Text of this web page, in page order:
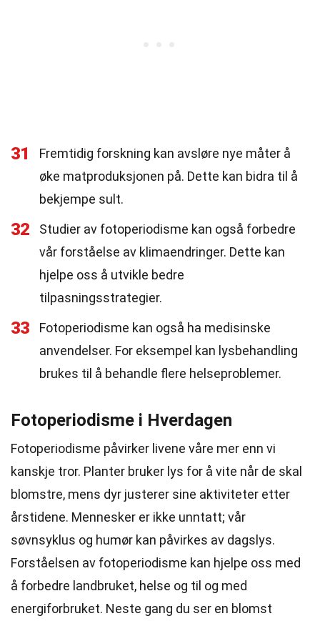
31
Fremtidig forskning kan avsløre nye måter å
øke matproduksjonen på. Dette kan bidra til å
bekjempe sult.
32
Studier av fotoperiodisme kan også forbedre
vår forståelse av klimaendringer. Dette kan
hjelpe oss å utvikle bedre
tilpasningsstrategier.
33
Fotoperiodisme kan også ha medisinske
anvendelser. For eksempel kan lysbehandling
brukes til å behandle flere helseproblemer.
Fotoperiodisme i Hverdagen
Fotoperiodisme påvirker livene våre mer enn vi
kanskje tror. Planter bruker lys for å vite når de skal
blomstre, mens dyr justerer sine aktiviteter etter
årstidene. Mennesker er ikke unntatt; vår
søvnsyklus og humør kan påvirkes av dagslys.
Forståelsen av fotoperiodisme kan hjelpe oss med
å forbedre landbruket, helse og til og med
energiforbruket. Neste gang du ser en blomst